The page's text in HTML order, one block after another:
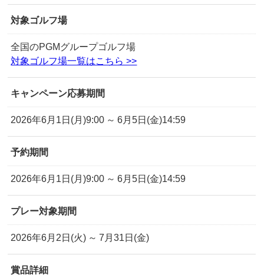
対象ゴルフ場
全国のPGMグループゴルフ場
対象ゴルフ場一覧はこちら >>
キャンペーン応募期間
2026年6月1日(月)9:00 ～ 6月5日(金)14:59
予約期間
2026年6月1日(月)9:00 ～ 6月5日(金)14:59
プレー対象期間
2026年6月2日(火) ～ 7月31日(金)
賞品詳細